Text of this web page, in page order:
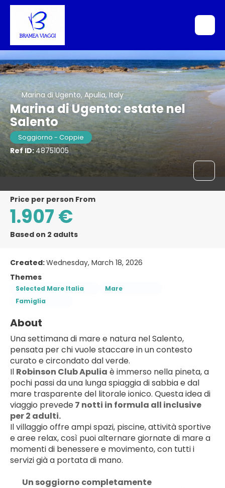
Marina di Ugento, Apulia, Italy
Marina di Ugento: estate nel
Salento
Soggiorno - Coppie
Ref ID:48751005
price per person From
1.907 €
Based on 2 adults
Created:Wednesday, March 18, 2026
Themes
Selected Mare Italia
Mare
Famiglia
About
Una settimana di mare e natura nel Salento,
pensata per chi vuole staccare in un contesto
curato e circondato dal verde.
Il Robinson Club Apulia è immerso nella pineta, a
pochi passi da una lunga spiaggia di sabbia e dal
mare trasparente del litorale ionico. Questa idea di
viaggio prevede 7 notti in formula all inclusive
per 2 adulti.
Il villaggio offre ampi spazi, piscine, attività sportive
e aree relax, così puoi alternare giornate di mare a
momenti di benessere e movimento, con tutti i
servizi già a portata di mano.
Un soggiorno completamente